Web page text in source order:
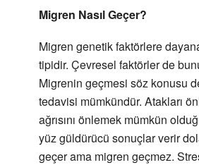
Migren Nasıl Geçer?
Migren genetik faktörlere
tipidir. Çevresel faktörler de
Migrenin geçmesi söz konusu
tedavisi mümkündür. Atakları
ağrısını önlemek mümkün
yüz güldürücü sonuçlar verir
geçer ama migren geçmez.